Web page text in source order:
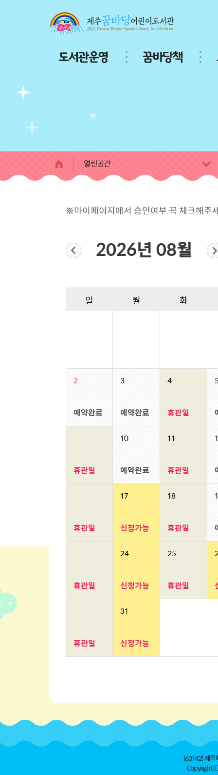
도서관운영 꿈바당책
열린공간
※마이페이지에서 승인여부 꼭 체크해주
2026년 08월
일 월 화
2
예약완료
3
예약완료
4
휴관일
휴관일
10
예약완료
11
휴관일
휴관일
17
신청가능
18
휴관일
휴관일
24
신청가능
25
휴관일
휴관일
31
신청가능
(63142) 제주
Copyright